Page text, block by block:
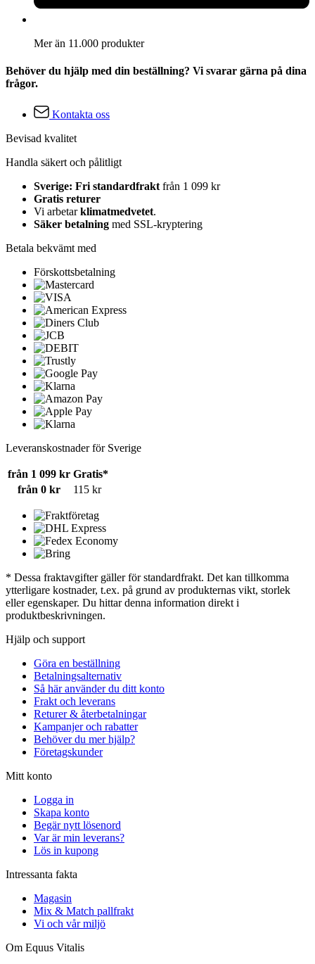
Mer än 11.000 produkter
Behöver du hjälp med din beställning? Vi svarar gärna på dina
frågor.
Kontakta oss
Bevisad kvalitet
Handla säkert och pålitligt
Sverige: Fri standardfrakt från 1 099 kr
Gratis returer
Vi arbetarklimatmedvetet.
Säker betalning med SSL-kryptering
Betala bekvämt med
Förskottsbetalning
Leveranskostnader för Sverige
från 1 099 kr Gratis*
från 0 kr
115 kr
* Dessa fraktavgifter gäller för standardfrakt. Det kan tillkomma
ytterligare kostnader, t.ex. på grund av produkternas vikt, storlek
eller egenskaper. Du hittar denna information direkt i
produktbeskrivningen.
Hjälp och support
Göra en beställning
Betalningsalternativ
Så här använder du ditt konto
Frakt och leverans
Returer & återbetalningar
Kampanjer och rabatter
Behöver du mer hjälp?
Företagskunder
Mitt konto
Logga in
Skapa konto
Begär nytt lösenord
Var är min leverans?
Lös in kupong
Intressanta fakta
Magasin
Mix & Match pallfrakt
Vi och vår miljö
Om Equus Vitalis